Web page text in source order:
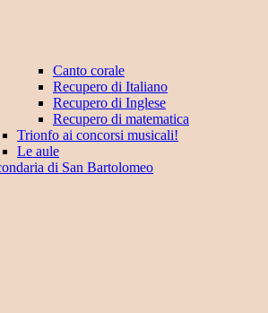
Canto corale
Recupero di Italiano
Recupero di Inglese
Recupero di matematica
Trionfo ai concorsi musicali!
Le aule
di San Bartolomeo